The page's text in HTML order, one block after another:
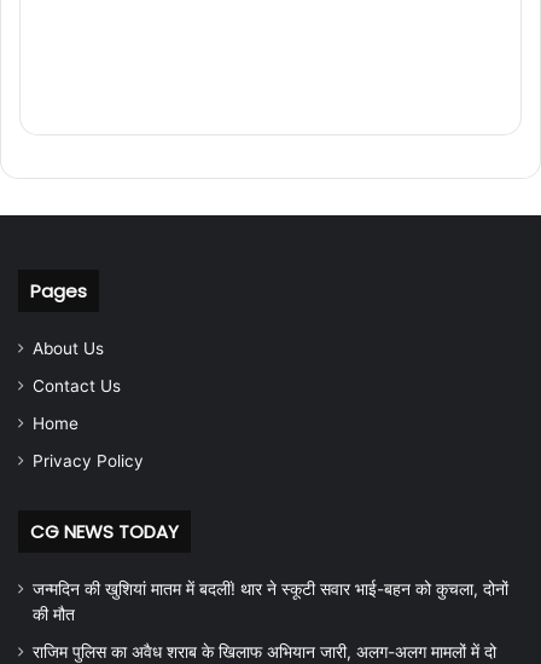
Pages
About Us
Contact Us
Home
Privacy Policy
CG NEWS TODAY
जन्मदिन की खुशियां मातम में बदलीं! थार ने स्कूटी सवार भाई-बहन को कुचला, दोनों
की मौत
राजिम पुलिस का अवैध शराब के खिलाफ अभियान जारी, अलग-अलग मामलों में दो